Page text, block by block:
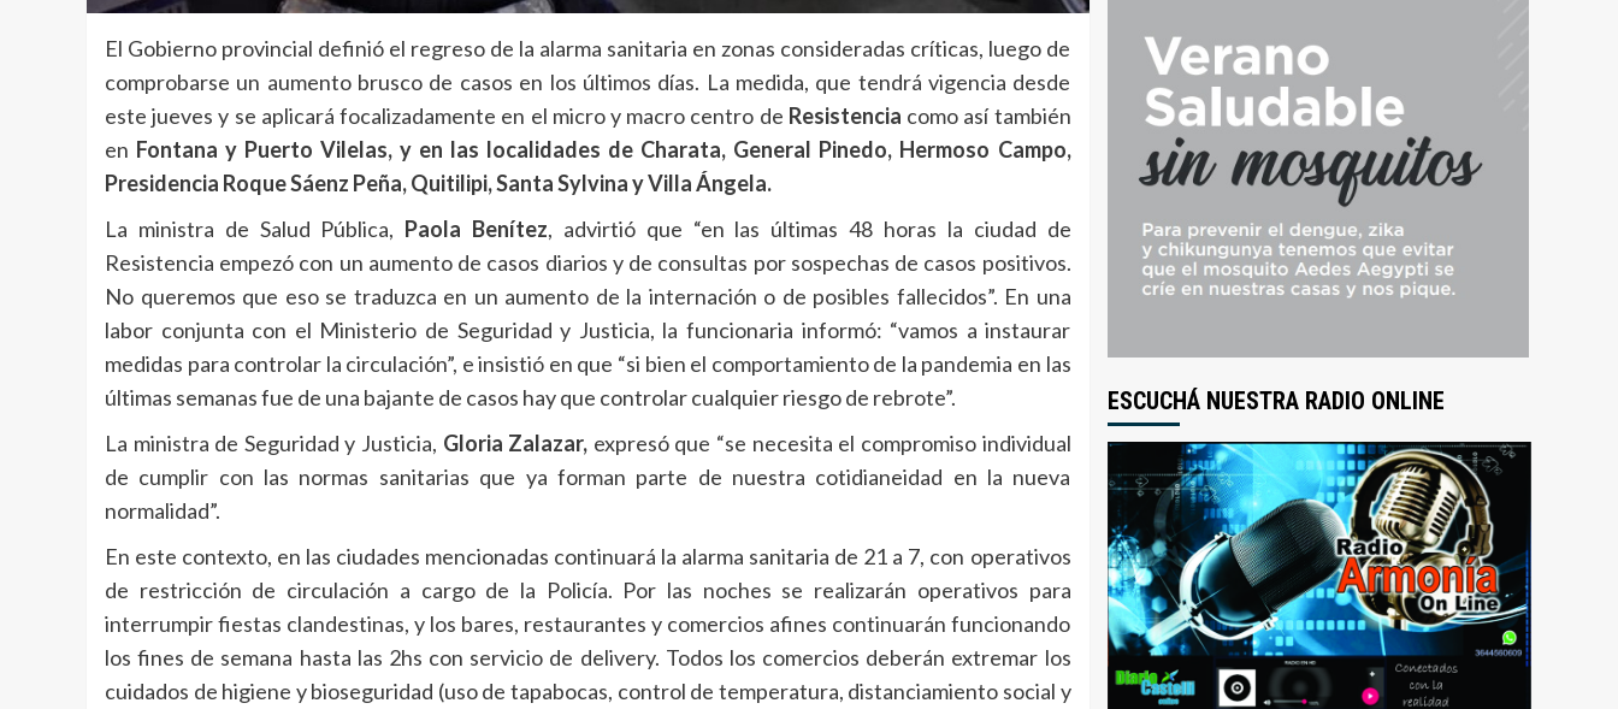
El Gobierno provincial definió el regreso de la alarma sanitaria en zonas consideradas críticas, luego de
comprobarse un aumento brusco de casos en los últimos días. La medida, que tendrá vigencia desde
este jueves y se aplicará focalizadamente en el micro y macro centro de Resistencia como así también
en Fontana y Puerto Vilelas, y en las localidades de Charata, General Pinedo, Hermoso Campo,
Presidencia Roque Sáenz Peña, Quitilipi, Santa Sylvina y Villa Ángela.
La ministra de Salud Pública, Paola Benítez, advirtió que “en las últimas 48 horas la ciudad de
Resistencia empezó con un aumento de casos diarios y de consultas por sospechas de casos positivos.
No queremos que eso se traduzca en un aumento de la internación o de posibles fallecidos”. En una
labor conjunta con el Ministerio de Seguridad y Justicia, la funcionaria informó: “vamos a instaurar
medidas para controlar la circulación”, e insistió en que “si bien el comportamiento de la pandemia en las
últimas semanas fue de una bajante de casos hay que controlar cualquier riesgo de rebrote”.
La ministra de Seguridad y Justicia, Gloria Zalazar, expresó que “se necesita el compromiso individual
de cumplir con las normas sanitarias que ya forman parte de nuestra cotidianeidad en la nueva
normalidad”.
En este contexto, en las ciudades mencionadas continuará la alarma sanitaria de 21 a 7, con operativos
de restricción de circulación a cargo de la Policía. Por las noches se realizarán operativos para
interrumpir fiestas clandestinas, y los bares, restaurantes y comercios afines continuarán funcionando
los fines de semana hasta las 2hs con servicio de delivery. Todos los comercios deberán extremar los
cuidados de higiene y bioseguridad (uso de tapabocas, control de temperatura, distanciamiento social y
ESCUCHÁ NUESTRA RADIO ONLINE